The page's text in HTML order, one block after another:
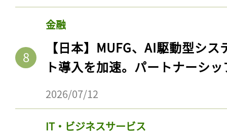
金融
【日本】MUFG、AI駆動型シ
ト導入を加速。パートナーシ
2026/07/12
IT・ビジネスサービス
ログインが必